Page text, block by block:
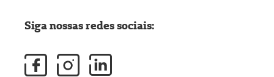
Siga nossas redes sociais: